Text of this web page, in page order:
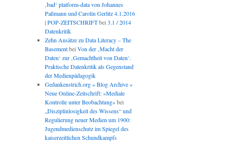
‚bad‘ platform-data von Johannes
Paßmann und Carolin Gerlitz 4.1.2016
| POP-ZEITSCHRIFTbei 3.1 / 2014
Datenkritik
Zehn Ansätze zu Data Literacy – The
Basementbei Von der ‚Macht der
Daten‘ zur ‚Gemachtheit von Daten‘.
Praktische Datenkritik als Gegenstand
der Medienpädagogik
Gedankenstrich.org » Blog Archive »
Neue Online-Zeitschrift: »Mediale
Kontrolle unter Beobachtung«bei
„Disziplinlosigkeit des Wissens“ und
Regulierung neuer Medien um 1900:
Jugendmedienschutz im Spiegel des
kaiserzeitlichen Schundkampfs